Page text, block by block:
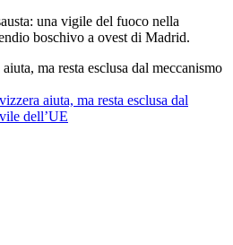
ma resta esclusa dal meccanismo
aiuta, ma resta esclusa dal
dell’UE